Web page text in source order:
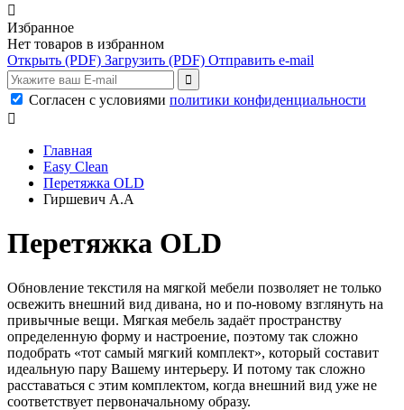

Избранное
Нет товаров в избранном
Открыть (PDF) Загрузить (PDF) Отправить e-mail
Согласен с условиями политики конфиденциальности

Главная
Easy Clean
Перетяжка OLD
Гиршевич А.А
Перетяжка OLD
Обновление текстиля на мягкой мебели позволяет не только
освежить внешний вид дивана, но и по-новому взглянуть на
привычные вещи. Мягкая мебель задаёт пространству
определенную форму и настроение, поэтому так сложно
подобрать «тот самый мягкий комплект», который составит
идеальную пару Вашему интерьеру. И потому так сложно
расставаться с этим комплектом, когда внешний вид уже не
соответствует первоначальному образу.